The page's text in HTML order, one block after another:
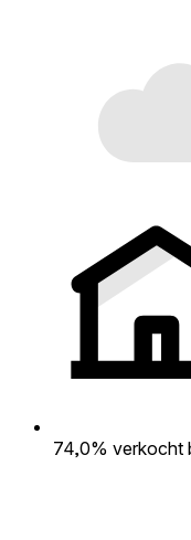
74,0% verkocht